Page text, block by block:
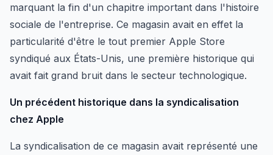
marquant la fin d'un chapitre important dans l'histoire
sociale de l'entreprise. Ce magasin avait en effet la
particularité d'être le tout premier Apple Store
syndiqué aux États-Unis, une première historique qui
avait fait grand bruit dans le secteur technologique.
Un précédent historique dans la syndicalisation
chez Apple
La syndicalisation de ce magasin avait représenté une